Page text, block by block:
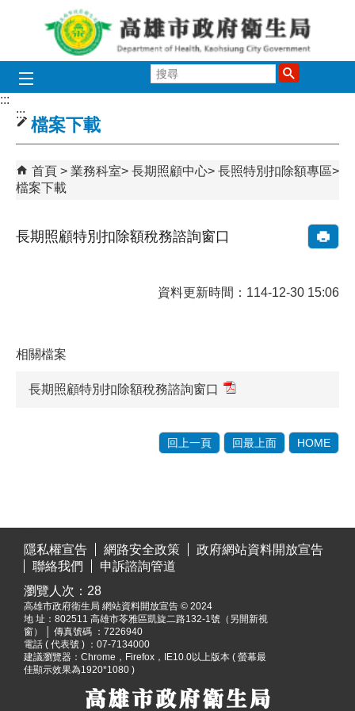
跳到主要內容區塊
尋
:::
:::
檔案下載
首頁 業務科室 長期照顧中心
長照特別扣除額專區
檔案下載
長期照顧特別扣除額稅務諮詢窗口
資料更新時間：114-12-30 15:06
相關檔案
長期照顧特別扣除額稅務諮詢窗口
回上一頁 回最上面 HOME
隱私權宣告
網路安全政策
政府網站資料開放宣告
聯絡我們
申訴諮詢管道
瀏覽人次： 28
高雄市政府衛生局 網站資料開放宣告 © 2024
地 址： 802511 高雄市苓雅區凱旋二路132-1號（另開新視
窗）
│ 傳真號碼 ：7226940
電話 ( 代表號 ) ：07-7134000
建議瀏覽器：Chrome，Firefox，IE10.0以上版本 ( 螢幕最
佳顯示效果為1920*1080 )